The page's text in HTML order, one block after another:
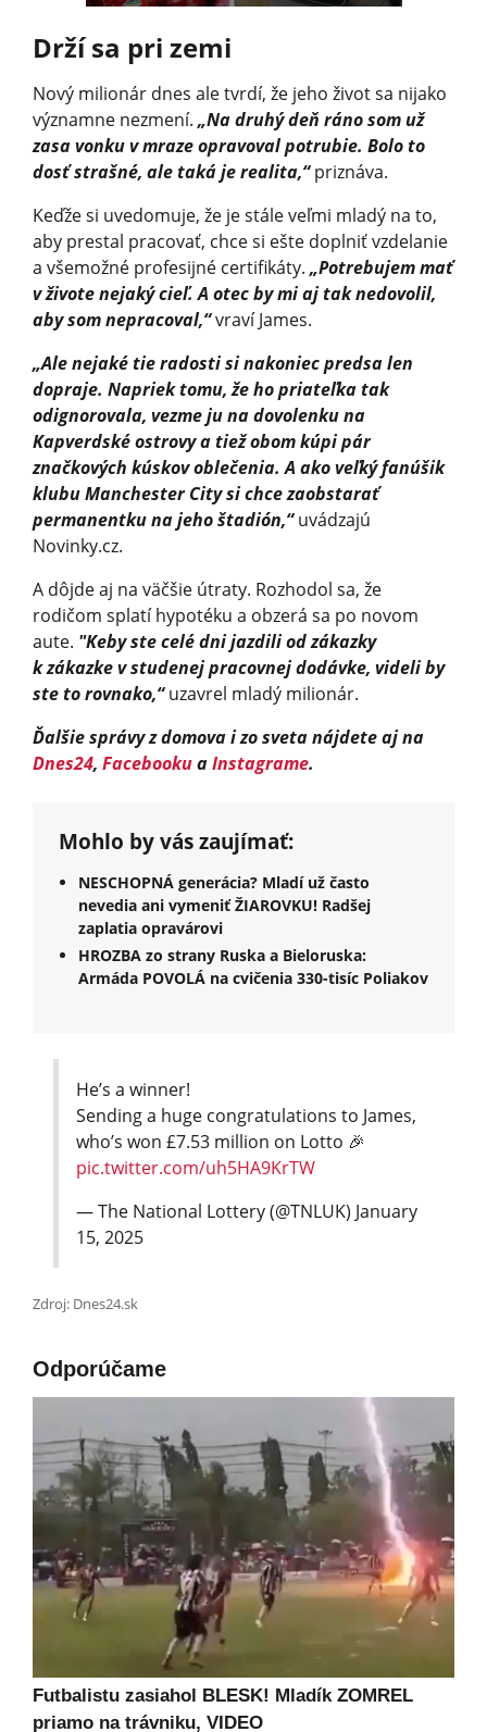
Drží sa pri zemi
Nový milionár dnes ale tvrdí, že jeho život sa nijako
významne nezmení. „Na druhý deň ráno som už
zasa vonku v mraze opravoval potrubie. Bolo to
dosť strašné, ale taká je realita,“priznáva.
Keďže si uvedomuje, že je stále veľmi mladý na to,
aby prestal pracovať, chce si ešte doplniť vzdelanie
a všemožné profesijné certifikáty. „Potrebujem mať
v živote nejaký cieľ. A otec by mi aj tak nedovolil,
aby som nepracoval,“vraví James.
„Ale nejaké tie radosti si nakoniec predsa len
dopraje. Napriek tomu, že ho priateľka tak
odignorovala, vezme ju na dovolenku na
Kapverdské ostrovy a tiež obom kúpi pár
značkových kúskov oblečenia. A ako veľký fanúšik
klubu Manchester City si chce zaobstarať
permanentku na jeho štadión,“uvádzajú
Novinky.cz.
A dôjde aj na väčšie útraty. Rozhodol sa, že
rodičom splatí hypotéku a obzerá sa po novom
aute. "Keby ste celé dni jazdili od zákazky
k zákazke v studenej pracovnej dodávke, videli by
ste to rovnako,“uzavrel mladý milionár.
Ďalšie správy z domova i zo sveta nájdete aj na
Dnes24, FacebookuaInstagrame.
Mohlo by vás zaujímať:
NESCHOPNÁ generácia? Mladí už často
nevedia ani vymeniť ŽIAROVKU! Radšej
zaplatia opravárovi
HROZBA zo strany Ruska a Bieloruska:
Armáda POVOLÁ na cvičenia 330-tisíc Poliakov
He’s a winner!
Sending a huge congratulations to James,
who’s won £7.53 million on Lotto 🎉
pic.twitter.com/uh5HA9KrTW
— The National Lottery (@TNLUK) January
15, 2025
Zdroj: Dnes24.sk
Odporúčame
Futbalistu zasiahol BLESK! Mladík ZOMREL
priamo na trávniku, VIDEO